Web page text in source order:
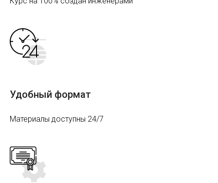
Удобный формат
Материалы доступны 24/7